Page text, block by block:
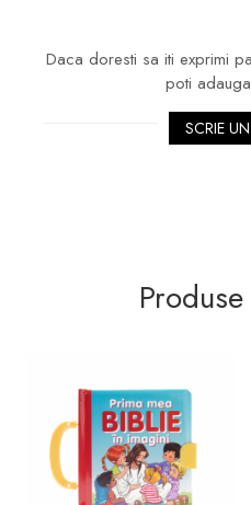
Daca doresti sa iti exprimi
poti
SCRIE